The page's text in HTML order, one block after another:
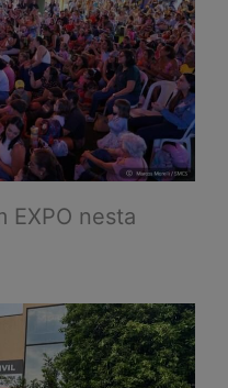
EXPO nesta